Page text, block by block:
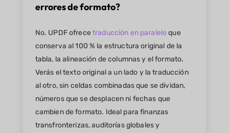
errores de formato?
No. UPDF ofrecetraducción en paraleloque
conserva al 100 % la estructura original de la
tabla, la alineación de columnas y el formato.
Verás el texto original a un lado y la traducción
al otro, sin celdas combinadas que se dividan,
números que se desplacen ni fechas que
cambien de formato. Ideal para finanzas
transfronterizas, auditorías globales y